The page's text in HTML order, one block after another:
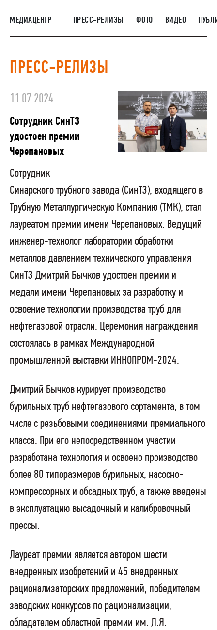
НАШИ ЛЮДИ
ОКРУЖАЮЩАЯ СРЕДА
РАСКРЫТИЕ ИНФОРМАЦИИ
ЗАКУПКИ
МЕДИАЦЕНТР ПРЕСС-РЕЛИЗЫ ФОТО ВИДЕО
ПРЕСС-РЕЛИЗЫ
11.07.2024
Сотрудник СинТЗ
удостоен премии
Черепановых
Сотрудник
Синарского трубного завода (СинТЗ), входящего в
Трубную Металлургическую Компанию (ТМК), стал
лауреатом премии имени Черепановых. Ведущий
инженер-технолог лаборатории обработки
металлов давлением технического управления
СинТЗ Дмитрий Бычков удостоен премии и
медали имени Черепановых за разработку и
освоение технологии производства труб для
нефтегазовой отрасли. Церемония награждения
состоялась в рамках Международной
промышленной выставки ИННОПРОМ-2024.
Дмитрий Бычков курирует производство
бурильных труб нефтегазового сортамента, в том
числе с резьбовыми соединениями премиального
класса. При его непосредственном участии
разработана технология и освоено производство
более 80 типоразмеров бурильных, насосно-
компрессорных и обсадных труб, а также введены
в эксплуатацию высадочный и калибровочный
прессы.
Лауреат премии является автором шести
внедренных изобретений и 45 внедренных
рационализаторских предложений, победителем
заводских конкурсов по рационализации,
обладателем областной премии им. Л.Я.